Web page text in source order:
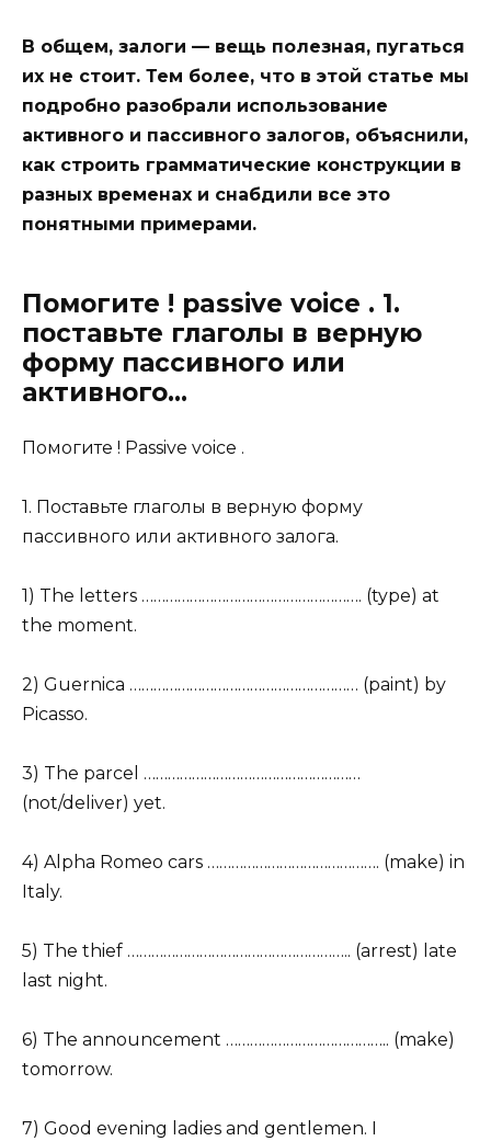
В общем, залоги — вещь полезная, пугаться
их не стоит. Тем более, что в этой статье мы
подробно разобрали использование
активного и пассивного залогов, объяснили,
как строить грамматические конструкции в
разных временах и снабдили все это
понятными примерами.
Помогите ! passive voice . 1.
поставьте глаголы в верную
форму пассивного или
активного…
Помогите ! Passive voice .
1. Поставьте глаголы в верную форму
пассивного или активного залога.
1) The letters ………………………………………………. (type) at
the moment.
2) Guernica ………………………………………………… (paint) by
Picasso.
3) The parcel ………………………………………………
(not/deliver) yet.
4) Alpha Romeo cars ……………………………………. (make) in
Italy.
5) The thief ……………………………………………….. (arrest) late
last night.
6) The announcement ………………………………….. (make)
tomorrow.
7) Good evening ladies and gentlemen. I